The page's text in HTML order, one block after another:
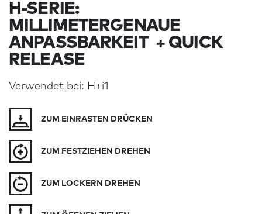
H-SERIE:
MILLIMETERGENAUE
ANPASSBARKEIT + QUICK
RELEASE
Verwendet bei: H+i1
ZUM EINRASTEN DRÜCKEN
ZUM FESTZIEHEN DREHEN
ZUM LOCKERN DREHEN